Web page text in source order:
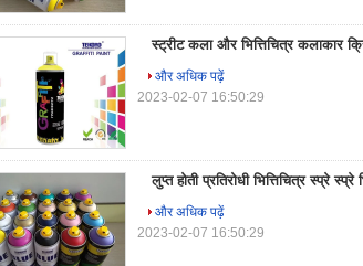
स्ट्रीट कला और भित्तिचित्र कलाकार
और अधिक पढ़ें
2023-02-07 16:50:29
लुप्त होती प्रतिरोधी भित्तिचित्र स्प्रे
और अधिक पढ़ें
2023-02-07 16:50:29